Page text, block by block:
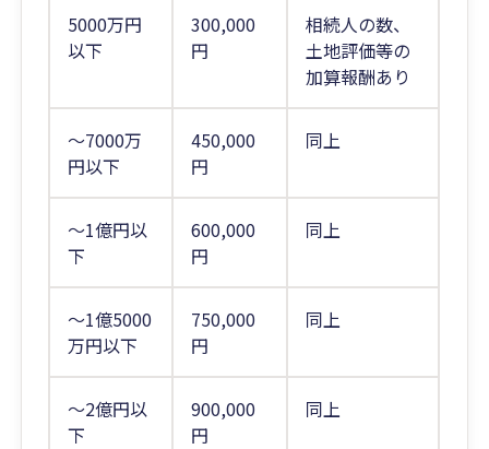
5000万円
以下
300,000
円
相続人の数、
土地評価等の
加算報酬あり
～7000万
円以下
450,000
円
同上
～1億円以
下
600,000
円
同上
～1億5000
万円以下
750,000
円
同上
～2億円以
下
900,000
円
同上